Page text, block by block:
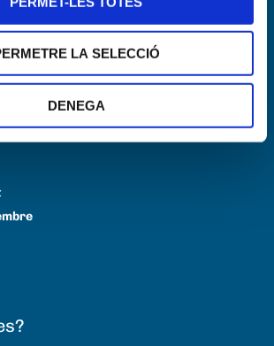
LA SELECCIÓ
DENEGA